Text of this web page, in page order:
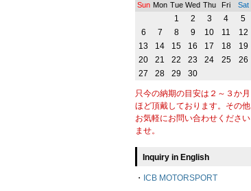
Sun Mon Tue Wed Thu Fri Sat
1 2 3 4
5
6
7 8 9 10 11
12
13
14 15 16 17 18
19
20
21 22 23 24 25
26
27
28 29 30
只今の納期の目安は２～３か月
ほど頂戴しております。その他
お気軽にお問い合わせください
ませ。
Inquiry in English
・ ICB MOTORSPORT